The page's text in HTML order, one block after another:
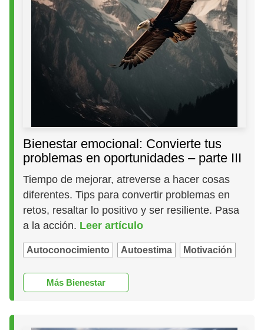
Bienestar emocional: Convierte tus
problemas en oportunidades – parte III
Tiempo de mejorar, atreverse a hacer cosas
diferentes. Tips para convertir problemas en
retos, resaltar lo positivo y ser resiliente. Pasa
a la acción. Leer artículo
Autoconocimiento Autoestima Motivación
Más Bienestar